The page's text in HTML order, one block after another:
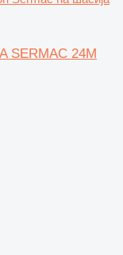
SERMAC 24M